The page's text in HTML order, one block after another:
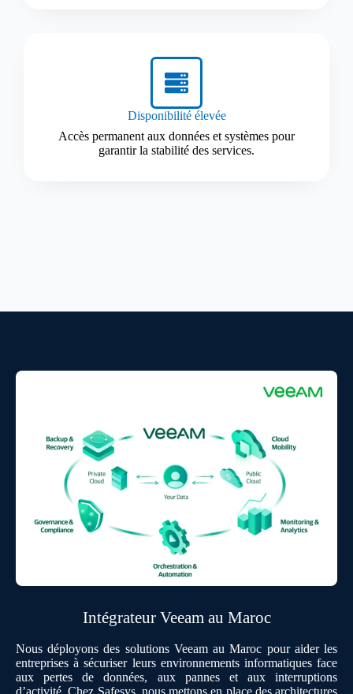
Disponibilité élevée
Accès permanent aux données et systèmes pour
garantir la stabilité des services.
Intégrateur Veeam au Maroc
Nous déployons des solutions Veeam au Maroc pour aider les
entreprises à sécuriser leurs environnements informatiques face
aux pertes de données, aux pannes et aux interruptions
d’activité. Chez Safesys, nous mettons en place des architectures